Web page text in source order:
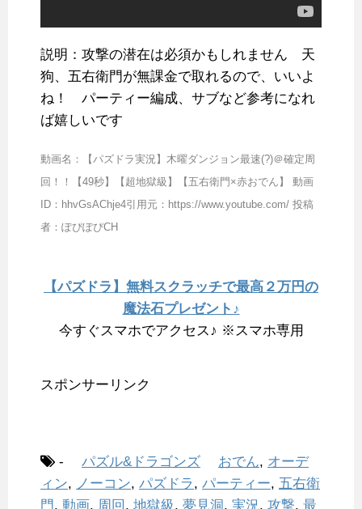
説明：攻撃の潜在は必須かもしれません 天
狗、五右衛門が無課金で取れるので、いいよ
ね！ パーティー編成、サブなど参考になれ
ば嬉しいです
動画名：【パズドラ実況】木曜ダンジョン最速(?)＠確定周
回！！【49秒】【超地獄級】【五右衛門×赤おでん】 動画
ID：hhvGsAChje4引用元：https://www.youtube.com/ 投稿
者：ぽぴぽぴCH
【パズドラ】無料スクラッチで最高２万円の
魔法石プレゼント♪
今すぐスマホでアクセス♪ ※スマホ専用
スポンサーリンク
- パズル&ドラゴンズ おでん, オーデ
ィン, ノーコン, パズドラ , パーティー, 五右衛
門, 動画, 周回 , 地獄級, 夢見洞, 実況, 攻撃, 最